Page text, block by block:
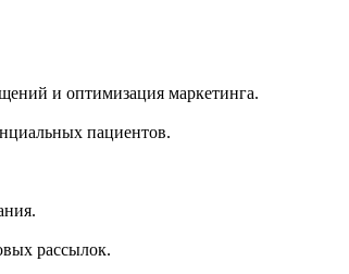
и оптимизация маркетинга.
пациентов.
рассылок.